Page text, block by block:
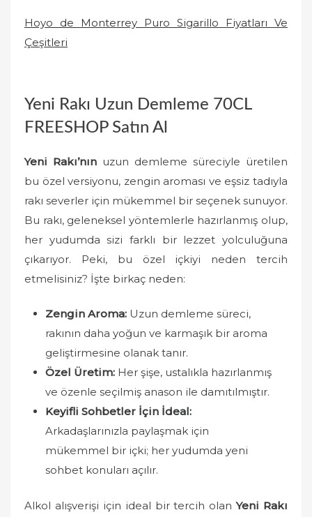
Hoyo de Monterrey Puro Sigarillo Fiyatları Ve
Çeşitleri
Yeni Rakı Uzun Demleme 70CL
FREESHOP Satın Al
Yeni Rakı’nın uzun demleme süreciyle üretilen
bu özel versiyonu, zengin aroması ve eşsiz tadıyla
rakı severler için mükemmel bir seçenek sunuyor.
Bu rakı, geleneksel yöntemlerle hazırlanmış olup,
her yudumda sizi farklı bir lezzet yolculuğuna
çıkarıyor. Peki, bu özel içkiyi neden tercih
etmelisiniz? İşte birkaç neden:
Zengin Aroma: Uzun demleme süreci,
rakının daha yoğun ve karmaşık bir aroma
geliştirmesine olanak tanır.
Özel Üretim: Her şişe, ustalıkla hazırlanmış
ve özenle seçilmiş anason ile damıtılmıştır.
Keyifli Sohbetler İçin İdeal:
Arkadaşlarınızla paylaşmak için
mükemmel bir içki; her yudumda yeni
sohbet konuları açılır.
Alkol alışverişi için ideal bir tercih olanYeni Rakı